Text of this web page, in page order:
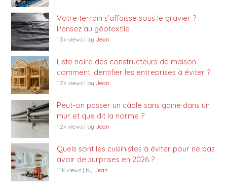
Votre terrain s’affaisse sous le gravier ?
Pensez au géotextile
1.3k views | by Jean
Liste noire des constructeurs de maison :
comment identifier les entreprises à éviter ?
1.2k views | by Jean
Peut-on passer un câble sans gaine dans un
mur et que dit la norme ?
1.2k views | by Jean
Quels sont les cuisinistes à éviter pour ne pas
avoir de surprises en 2026 ?
1.1k views | by Jean